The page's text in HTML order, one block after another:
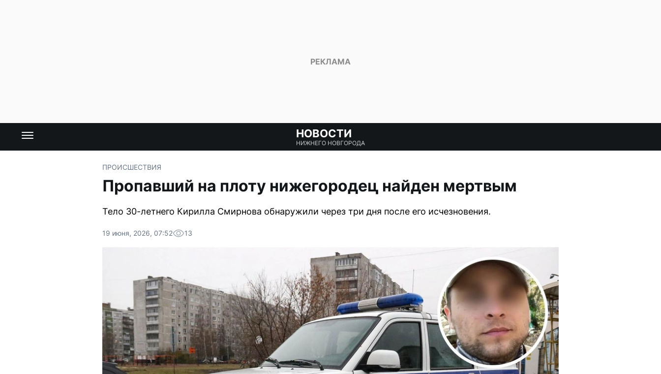
НОВОСТИ
НИЖНЕГО НОВГОРОДА
ПРОИСШЕСТВИЯ
Пропавший на плоту нижегородец найден мертвым
Тело 30-летнего Кирилла Смирнова обнаружили через три дня после его исчезновения.
19 июня, 2026, 07:52 13